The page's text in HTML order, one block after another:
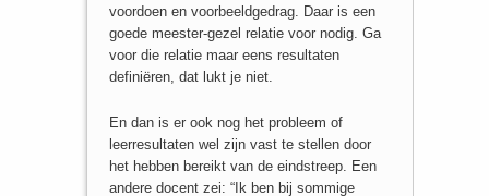
voordoen en voorbeeldgedrag. Daar is een
goede meester-gezel relatie voor nodig. Ga
voor die relatie maar eens resultaten
definiëren, dat lukt je niet.
En dan is er ook nog het probleem of
leerresultaten wel zijn vast te stellen door
het hebben bereikt van de eindstreep. Een
andere docent zei: “Ik ben bij sommige